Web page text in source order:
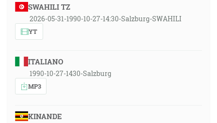
SWAHILI TZ
2026-05-31-1990-10-27-14:30-Salzburg-SWAHILI
YT
ITALIANO
1990-10-27-1430-Salzburg
MP3
KINANDE